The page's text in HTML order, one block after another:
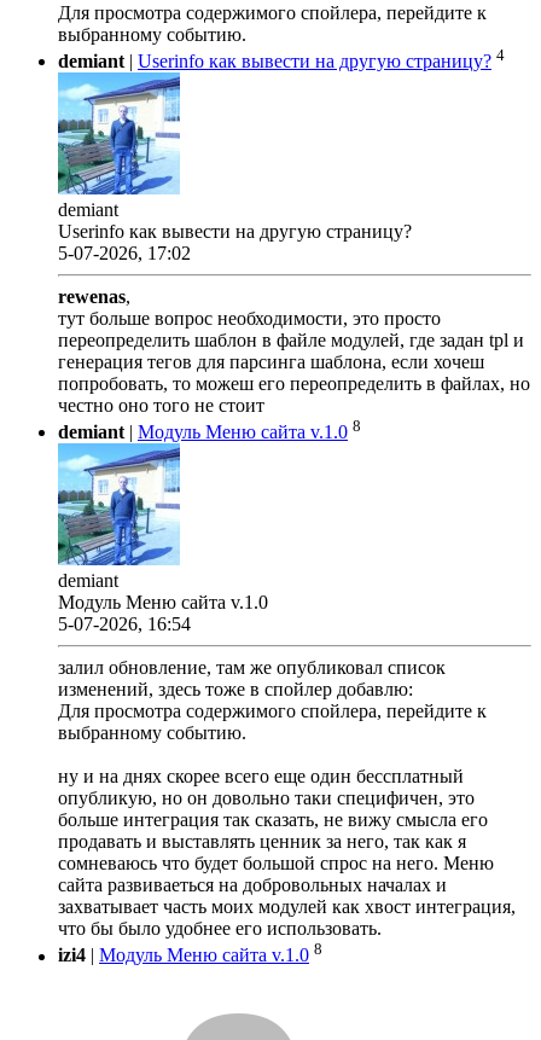
Для просмотра содержимого спойлера, перейдите к
выбранному событию.
demiant | Userinfo как вывести на другую страницу? 4
demiant
Userinfo как вывести на другую страницу?
5-07-2026, 17:02
rewenas,
тут больше вопрос необходимости, это просто
переопределить шаблон в файле модулей, где задан tpl и
генерация тегов для парсинга шаблона, если хочеш
попробовать, то можеш его переопределить в файлах, но
честно оно того не стоит
demiant| Модуль Меню сайта v.1.0 8
demiant
Модуль Меню сайта v.1.0
5-07-2026, 16:54
залил обновление, там же опубликовал список
изменений, здесь тоже в спойлер добавлю:
Для просмотра содержимого спойлера, перейдите к
выбранному событию.
ну и на днях скорее всего еще один бессплатный
опубликую, но он довольно таки специфичен, это
больше интеграция так сказать, не вижу смысла его
продавать и выставлять ценник за него, так как я
сомневаюсь что будет большой спрос на него. Меню
сайта развиваеться на добровольных началах и
захватывает часть моих модулей как хвост интеграция,
что бы было удобнее его использовать.
izi4
Модуль Меню сайта v.1.0 8